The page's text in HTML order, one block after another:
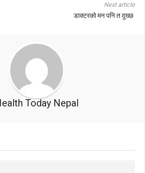
Next article
डाक्टरको मन पनि त दुख्छ
Today Nepal